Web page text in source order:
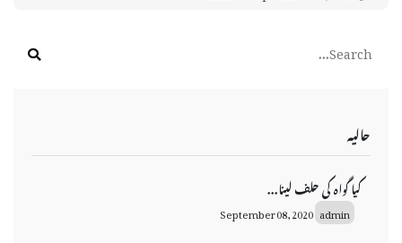
حالیہ
کیا گواہ کی حلف لینا...
admin
September 08, 2020